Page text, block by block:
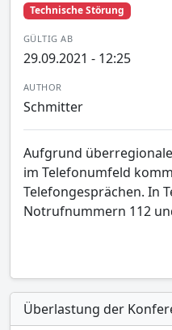
Technische Störung
GÜLTIG AB
29.09.2021 - 12:25
AUTHOR
Schmitter
Aufgrund
im Telefonumfeld
Telefongesprächen. In
Notrufnummern 112
Überlastung der